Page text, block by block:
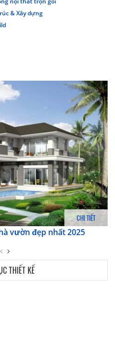
& Xây dựng
CHI TIẾT
vườn đẹp nhất 2025
THIẾT KẾ